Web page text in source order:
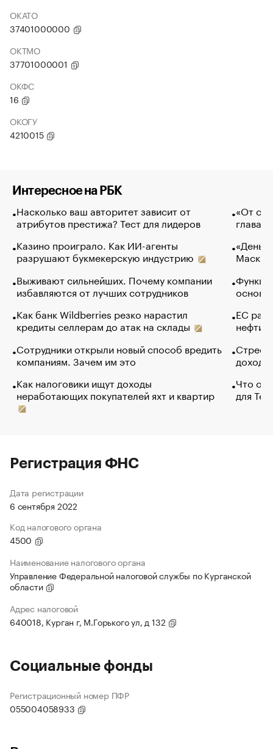
ОКАТО
37401000000
ОКТМО
37701000001
ОКФС
16
ОКОГУ
4210015
Интересное на РБК
Насколько ваш авторитет зависит от
атрибутов престижа? Тест для лидеров
Казино проиграло. Как ИИ-агенты
разрушают букмекерскую индустрию
Выживают сильнейших. Почему компании
избавляются от лучших сотрудников
Как банк Wildberries резко нарастил
кредиты селлерам до атак на склады
Сотрудники открыли новый способ вредить
компаниям. Зачем им это
Как налоговики ищут доходы
неработающих покупателей яхт и квартир
«От
глава
Маск в
основ
ЕС
нефти
Что
для
Регистрация ФНС
Дата регистрации
6 сентября 2022
Код налогового органа
4500
Наименование налогового органа
Управление Федеральной налоговой службы по Курганской
области
Адрес налоговой
640018, Курган г, М.Горького ул, д 132
Социальные фонды
Регистрационный номер ПФР
055004058933